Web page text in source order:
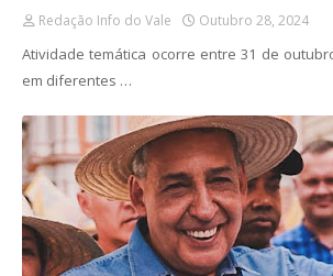
Redação Info do Vale Outubro 28, 2024
Atividade temática ocorre entre 31 de
em diferentes …